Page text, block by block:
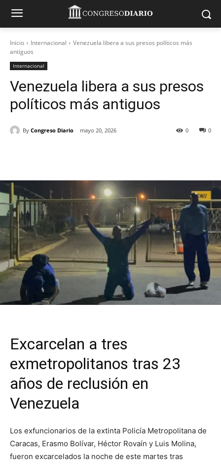
Inicio Internacional
Venezuela libera a sus presos políticos más
antiguos
Internacional
Venezuela libera a sus presos
políticos más antiguos
By Congreso Diario mayo 20, 2026 0
0
Excarcelan a tres
exmetropolitanos tras 23
años de reclusión en
Venezuela
Los exfuncionarios de la extinta Policía Metropolitana de
Caracas, Erasmo Bolívar, Héctor Rovaín y Luis Molina,
fueron excarcelados la noche de este martes tras